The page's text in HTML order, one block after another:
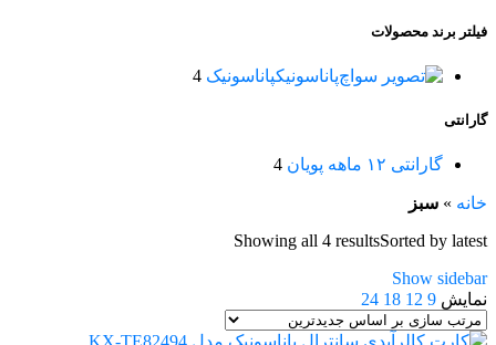
فیلتر برند محصولات
پاناسونیکپاناسونیک 4
گارانتی
گارانتی ۱۲ ماهه پویان 4
خانه » سبز
Showing all 4 resultsSorted by latest
Show sidebar
نمایش 9
12
18
24